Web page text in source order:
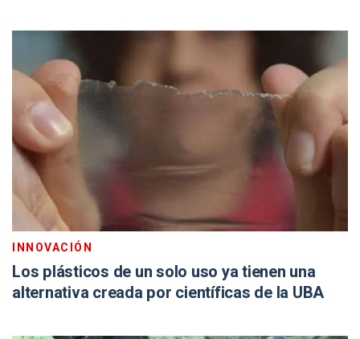
INNOVACIÓN
Los plásticos de un solo uso ya tienen una
alternativa creada por científicas de la UBA